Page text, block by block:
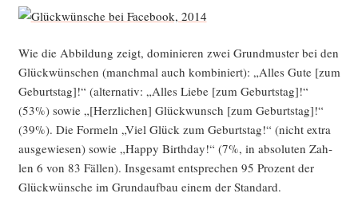
Wie die Abbil­dung zeigt, domi­nie­ren zwei Grund­mus­ter bei den
Glück­wün­schen (manch­mal auch kom­bi­niert): „Alles Gute [zum
Geburts­tag]!“ (alter­na­tiv: „Alles Lie­be [zum Geburts­tag]!“
(53%) sowie „[Herz­li­chen] Glück­wunsch [zum Geburts­tag]!“
(39%). Die For­meln „Viel Glück zum Geburts­tag!“ (nicht extra
aus­ge­wie­sen) sowie „Hap­py Bir­th­day!“ (7%, in abso­lu­ten Zah­
len 6 von 83 Fäl­len). Ins­ge­samt ent­spre­chen 95 Pro­zent der
Glück­wün­sche im Grund­auf­bau einem der Standard.